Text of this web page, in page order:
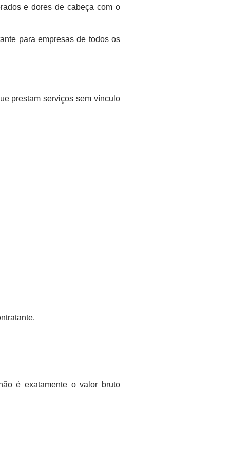
e dores de cabeça com o
para empresas de todos os
prestam serviços sem vínculo
é exatamente o valor bruto